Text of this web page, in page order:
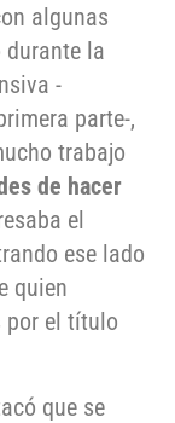
algunas
durante la
-
parte-,
trabajo
de hacer
el
ese lado
quien
por el título
que se